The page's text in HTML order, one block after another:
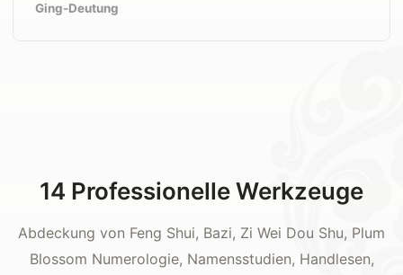
Ging-Deutung
14 Professionelle Werkzeuge
Abdeckung von Feng Shui, Bazi, Zi Wei Dou Shu, Plum
Blossom Numerologie, Namensstudien, Handlesen,